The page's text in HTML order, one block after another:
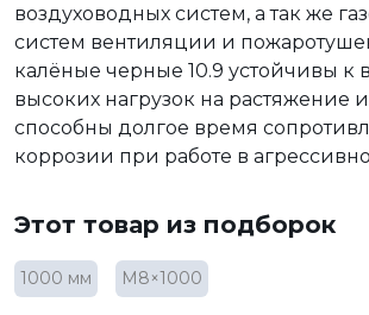
воздуховодных систем, а так же
систем вентиляции и
калёные черные 10.9 устойчивы к
высоких нагрузок на растяжение
способны долгое время
коррозии при работе в
Этот товар из подборок
1000 мм М8×1000